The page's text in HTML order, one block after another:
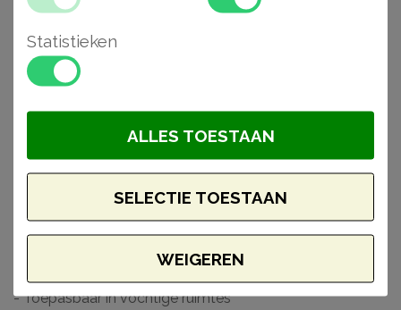
zijn gemaakt van polyurethaan (PU) van een hoge
densiteit dat scherpe details mogelijk maakt en tevens
zich gemakkelijk afwerken met elk soort verf. Monteer en
werk het geheel gemakkelijk af met de lijmen van Adefix
(NMC) en Decofix (Orac).
- Toepasbaar in vochtige ruimtes
Statistieken
WEIGEREN
SELECTIE TOESTAAN
ALLES TOESTAAN